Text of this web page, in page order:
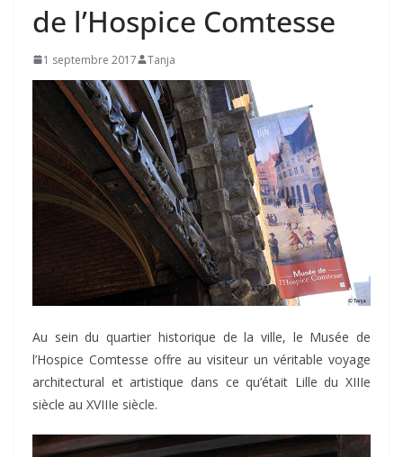
de l’Hospice Comtesse
1 septembre 2017 Tanja
Au sein du quartier historique de la ville, le Musée de
l’Hospice Comtesse offre au visiteur un véritable voyage
architectural et artistique dans ce qu’était Lille du XIIIe
siècle au XVIIIe siècle.